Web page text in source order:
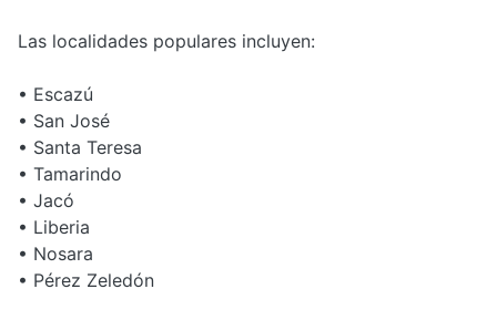
Las localidades populares incluyen:
• Escazú
• San José
• Santa Teresa
• Tamarindo
• Jacó
• Liberia
• Nosara
• Pérez Zeledón